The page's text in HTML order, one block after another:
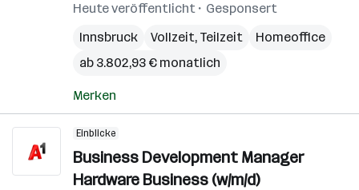
Heute veröffentlicht
Gesponsert
Innsbruck
Vollzeit, Teilzeit
Homeoffice
ab 3.802,93 € monatlich
Merken
Einblicke
Business Development Manager
Hardware Business (w/m/d)